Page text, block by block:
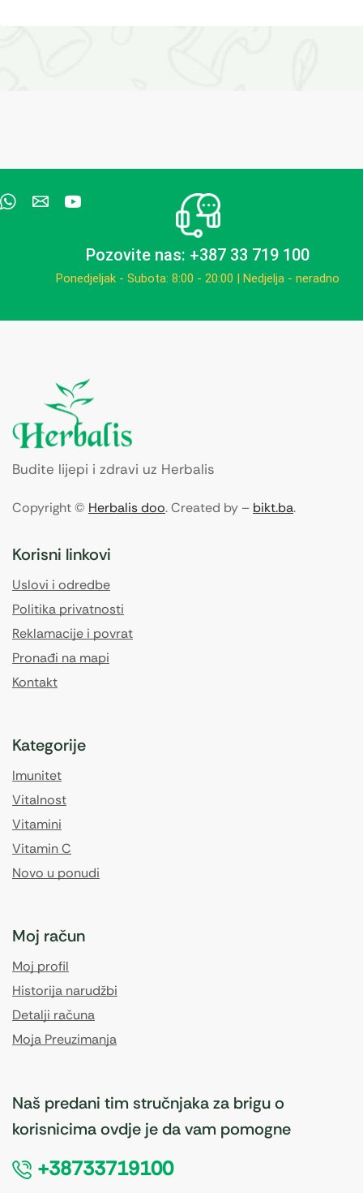
Pozovite nas: +387 33 719 100
Ponedjeljak - Subota: 8:00 - 20:00 | Nedjelja - neradno
Budite lijepi i zdravi uz Herbalis
Copyright © Herbalis doo. Created by – bikt.ba.
Korisni linkovi
Uslovi i odredbe
Politika privatnosti
Reklamacije i povrat
Pronađi na mapi
Kontakt
Kategorije
Imunitet
Vitalnost
Vitamini
Vitamin C
Novo u ponudi
Moj račun
Moj profil
Historija narudžbi
Detalji računa
Moja Preuzimanja
Naš predani tim stručnjaka za brigu o
korisnicima ovdje je da vam pomogne
+38733719100